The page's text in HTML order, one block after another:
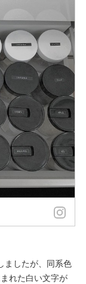
ましたが、同系色
れた白い文字が